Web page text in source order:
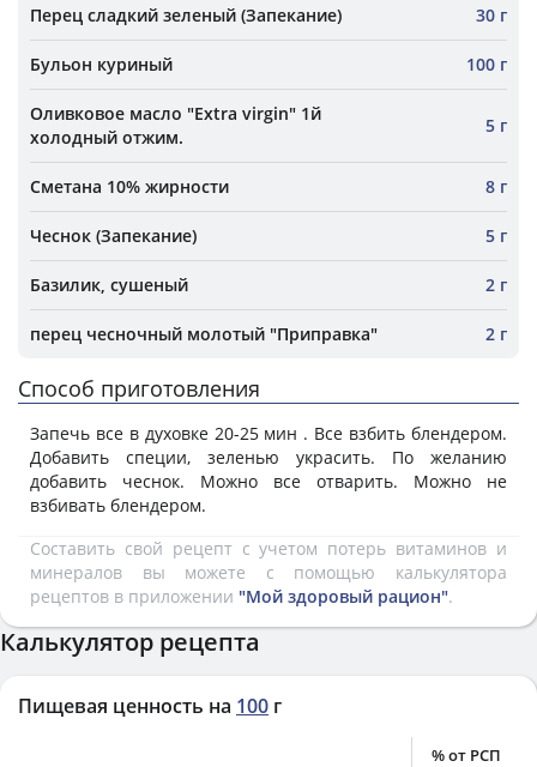
Перец сладкий зеленый (Запекание) 30 г
Бульон куриный 100 г
Оливковое масло "Extra virgin" 1й
холодный отжим.
5 г
Сметана 10% жирности 8 г
Чеснок (Запекание) 5 г
Базилик, сушеный 2 г
перец чесночный молотый "Приправка" 2 г
Способ приготовления
Запечь все в духовке 20-25 мин . Все взбить блендером.
Добавить специи, зеленью украсить. По желанию
добавить чеснок. Можно все отварить. Можно не
взбивать блендером.
Составить свой рецепт с учетом потерь витаминов и
минералов вы можете с помощью калькулятора
рецептов в приложении "Мой здоровый рацион".
Калькулятор рецепта
Пищевая ценность на 100 г
% от РСП